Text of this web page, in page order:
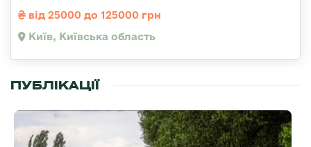
від 25000 до 125000 грн
Київ, Київська область
ПУБЛІКАЦІЇ